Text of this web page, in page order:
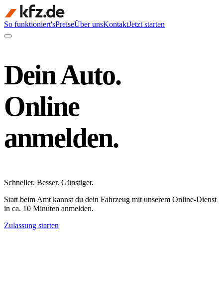
So funktioniert'sPreiseÜber unsKontaktJetzt starten
Dein Auto.
Online
anmelden.
Schneller. Besser. Günstiger.
Statt beim Amt kannst du dein Fahrzeug mit unserem Online-Dienst
in ca. 10 Minuten anmelden.
Zulassung starten